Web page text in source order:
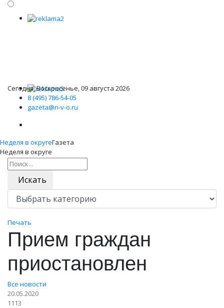
Сегодня: Воскресенье, 09 августа 2026
8 (495) 786-54-05
gazeta@n-v-o.ru
Неделя в округеГазета
Неделя в округе
Искать
Печать
Прием граждан
приостановлен
Все новости
20.05.2020
1113